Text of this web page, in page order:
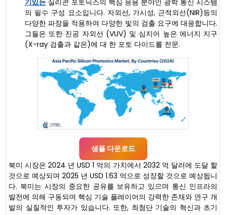
의 필수 구성 요소입니다. 자외선, 가시성, 근적외선(NIR)등의
다양한 파장을 적용하여 다양한 빛의 검출 요구에 대응합니다.
그들은 또한 진공 자외선 (VUV) 및 심지어 높은 에너지 지구
(X-ray 검출과 같은)에 대 한 포토 다이드를 전문.
샘플 다운로드
북미 시장은 2024 년 USD 1 억의 가치에서 2032 억 달러에 도달 할
것으로 예상되며 2025 년 USD 1.63 억으로 성장할 것으로 예상됩니
다. 북미는 시장의 중요한 공유를 보유하고 있으며 통신 인프라의
발전에 의해 구동되며 핵심 기술 플레이어의 강력한 존재와 연구 개
발의 실질적인 투자가 있습니다. 또한, 최첨단 기술의 혁신과 초기